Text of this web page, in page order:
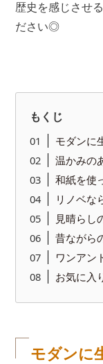
歴史を感じさせ
ださい◎
もくじ
モダンに
温かみの
和紙を使
リノベな
見晴らし
昔ながら
ワンアン
お気に入
モダンに